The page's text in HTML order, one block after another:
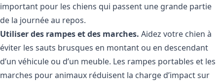
important pour les chiens qui passent une grande partie
de la journée au repos.
Utiliser des rampes et des marches. Aidez votre chien à
éviter les sauts brusques en montant ou en descendant
d’un véhicule ou d’un meuble. Les rampes portables et les
marches pour animaux réduisent la charge d’impact sur